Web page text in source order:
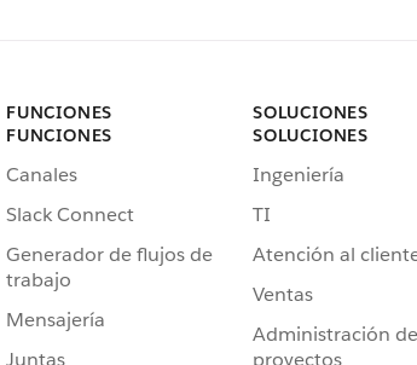
FUNCIONES
FUNCIONES
Canales
Slack Connect
Generador de flujos de
trabajo
Mensajería
Juntas
SOLUCIONES
SOLUCIONES
Ingeniería
TI
Atención al
Ventas
Administración de
proyectos